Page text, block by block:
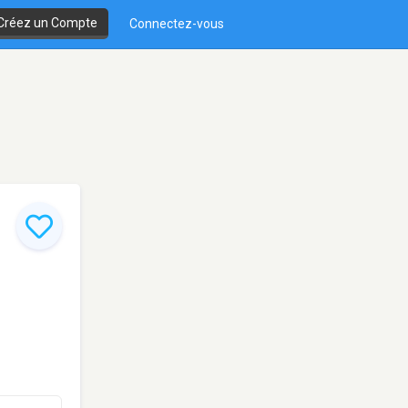
un Compte Connectez-vous